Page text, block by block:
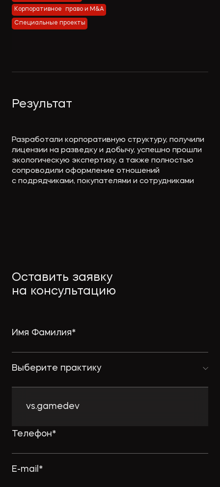
Экологическое
правоПолезные
Статьи
Корпоративное право и M&A
Специальные проекты
Результат
Разработали корпоративную структуру, получили
лицензии на разведку и добычу, успешно прошли
экологическую экспертизу, а также полностью
сопроводили оформление отношений
с подрядчиками, покупателями и сотрудниками
Оставить заявку
на консультацию
Выберите практику
vs.gamedev